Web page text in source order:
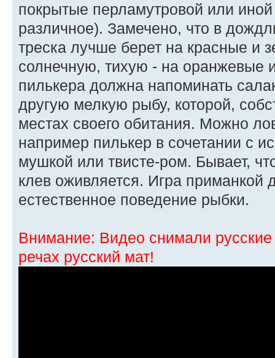
покрытые перламутровой или иной
различное). Замечено, что в
треска лучше берет на красные и
солнечную, тихую - на оранжевые
пилькера должна напоминать
другую мелкую рыбу, которой,
местах своего обитания. Можно
например пилькер в сочетании с
мушкой или твисте-ром. Бывает,
клев оживляется. Игра приманкой
естественное поведение рыбки.
Внимание: Видео снимали
речах русский мат!